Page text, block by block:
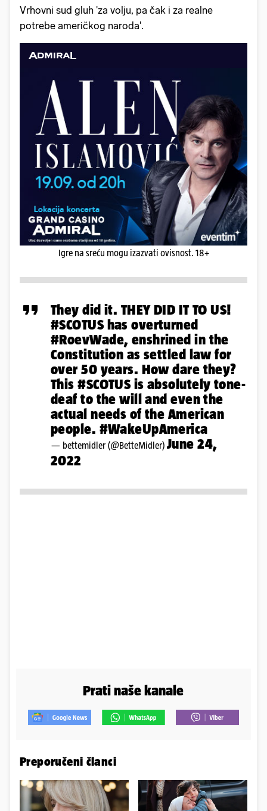
Vrhovni sud gluh 'za volju, pa čak i za realne
potrebe američkog naroda'.
Igre na sreću mogu izazvati ovisnost. 18+
They did it. THEY DID IT TO US!
#SCOTUShas overturned
#RoevWade, enshrined in the
Constitution as settled law for
over 50 years. How dare they?
This#SCOTUSis absolutely tone-
deaf to the will and even the
actual needs of the American
people. #WakeUpAmerica
— bettemidler (@BetteMidler) June 24,
2022
Prati naše kanale
Preporučeni članci